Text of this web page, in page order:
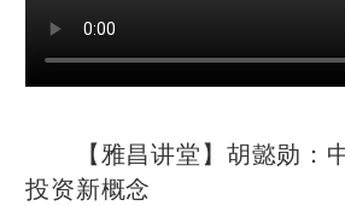
【雅昌讲堂】胡懿勋：
投资新概念